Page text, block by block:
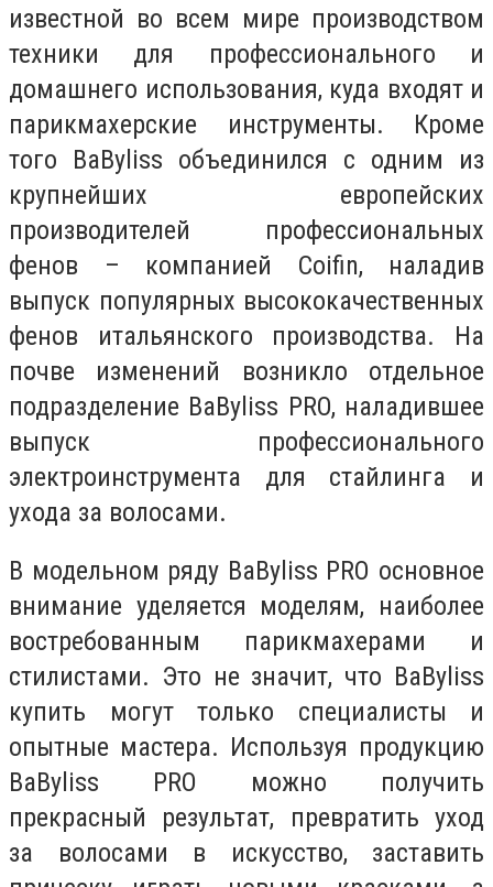
известной во всем мире производством
техники для профессионального и
домашнего использования, куда входят и
парикмахерские инструменты. Кроме
того BaByliss объединился с одним из
крупнейших европейских
производителей профессиональных
фенов – компанией Coifin, наладив
выпуск популярных высококачественных
фенов итальянского производства. На
почве изменений возникло отдельное
подразделение BaByliss PRO, наладившее
выпуск профессионального
электроинструмента для стайлинга и
ухода за волосами.
В модельном ряду BaByliss PRO основное
внимание уделяется моделям, наиболее
востребованным парикмахерами и
стилистами. Это не значит, что BaByliss
купить могут только специалисты и
опытные мастера. Используя продукцию
BaByliss PRO можно получить
прекрасный результат, превратить уход
за волосами в искусство, заставить